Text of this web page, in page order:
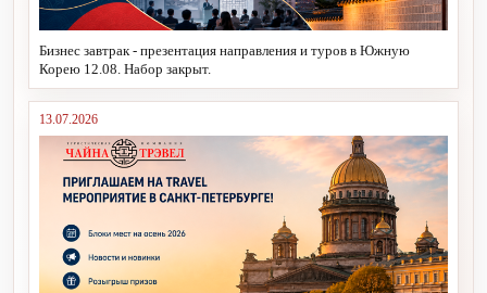
Бизнес завтрак - презентация направления и туров в Южную
Корею 12.08. Набор закрыт.
13.07.2026